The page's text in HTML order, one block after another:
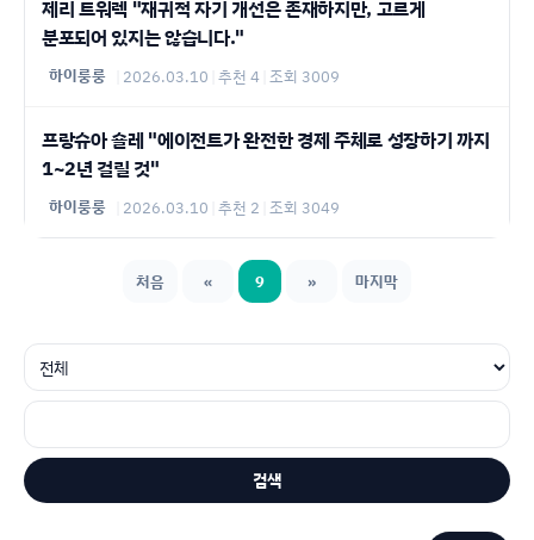
제리 트워렉 "재귀적 자기 개선은 존재하지만, 고르게
분포되어 있지는 않습니다."
하이룽룽 2026.03.10 추천 4 조회 3009
프랑슈아 숄레 "에이전트가 완전한 경제 주체로 성장하기 까지
1~2년 걸릴 것"
하이룽룽 2026.03.10 추천 2 조회 3049
처음 « 9 » 마지막
검색